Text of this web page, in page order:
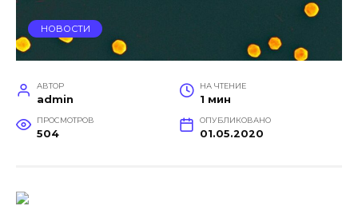
НОВОСТИ
АВТОР
admin
НА ЧТЕНИЕ
1 мин
ПРОСМОТРОВ
504
ОПУБЛИКОВАНО
01.05.2020